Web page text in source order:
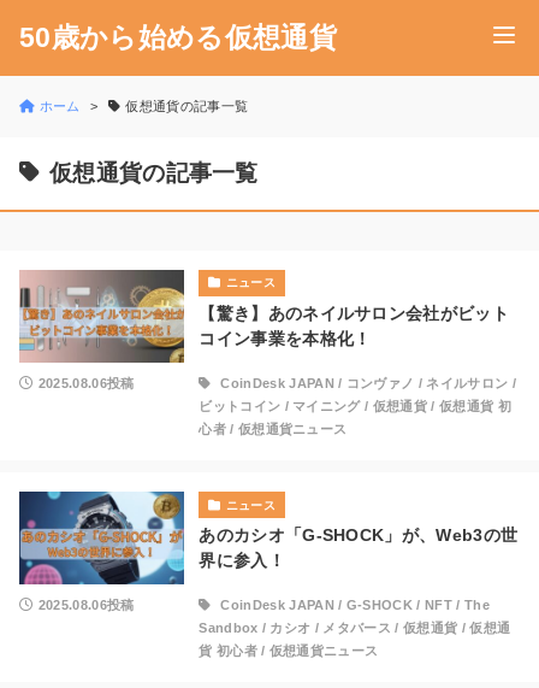
50歳から始める仮想通貨
ホーム 仮想通貨の記事一覧
仮想通貨の記事一覧
ニュース
【驚き】あのネイルサロン会社がビット
コイン事業を本格化！
2025.08.06投稿 CoinDesk JAPAN / コンヴァノ / ネイルサロン /
ビットコイン / マイニング/ 仮想通貨 / 仮想通貨 初
心者/ 仮想通貨ニュース
ニュース
あのカシオ「G-SHOCK」が、Web3の世
界に参入！
2025.08.06投稿 CoinDesk JAPAN / G-SHOCK / NFT / The
Sandbox / カシオ / メタバース / 仮想通貨 /仮想通
貨 初心者/ 仮想通貨ニュース